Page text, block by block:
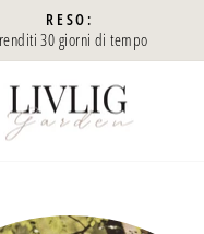
Diaporama
RESO:
30 giorni di tempo
LATERALE